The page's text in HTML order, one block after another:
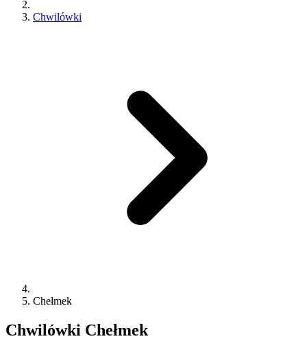
Chwilówki
Chełmek
Chwilówki Chełmek